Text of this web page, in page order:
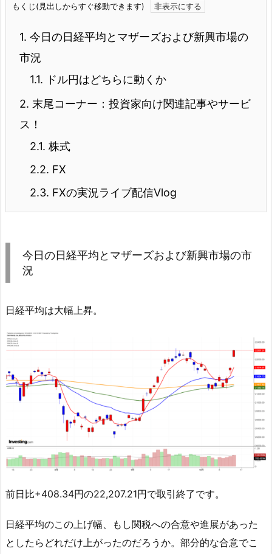
もくじ(見出しからすぐ移動できます)
1. 今日の日経平均とマザーズおよび新興市場の
市況
1.1. ドル円はどちらに動くか
2. 末尾コーナー：投資家向け関連記事やサービ
ス！
2.1. 株式
2.2. FX
2.3. FXの実況ライブ配信Vlog
今日の日経平均とマザーズおよび新興市場の市
況
日経平均は大幅上昇。
前日比+408.34円の22,207.21円で取引終了です。
日経平均のこの上げ幅、もし関税への合意や進展があった
としたらどれだけ上がったのだろうか。部分的な合意でこ